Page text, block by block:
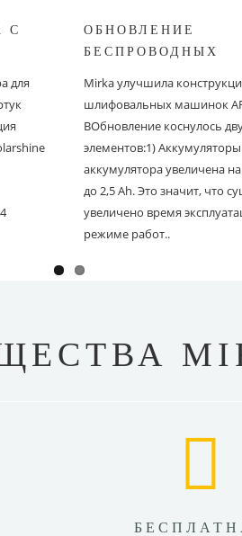
С
для
ОБНОВЛЕНИЕ
БЕСПРОВОДНЫХ
Mirka улучшила
шлифовальных машинок
BОбновление коснулось
элементов:1)
аккумулятора увеличена на
до 2,5 Ah. Это значит, что
увеличено время
режиме работ..